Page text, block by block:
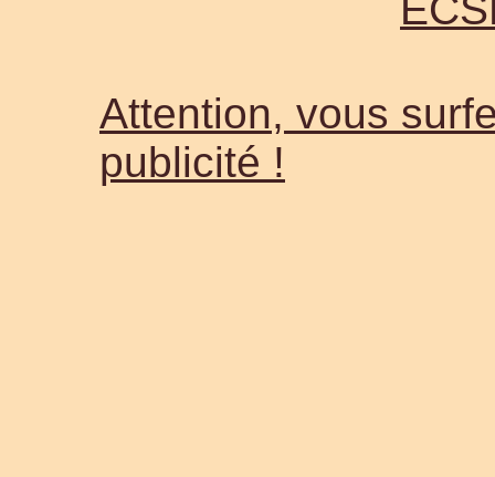
Attention, vous
publicité !